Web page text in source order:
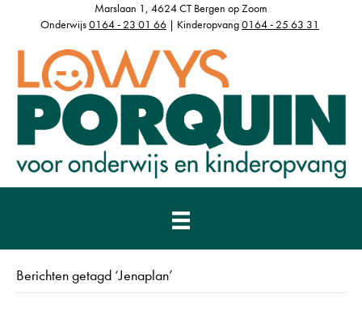
Marslaan 1, 4624 CT Bergen op Zoom
Onderwijs0164 - 23 01 66 | Kinderopvang0164 - 25 63 31
Berichten getagd ‘Jenaplan’